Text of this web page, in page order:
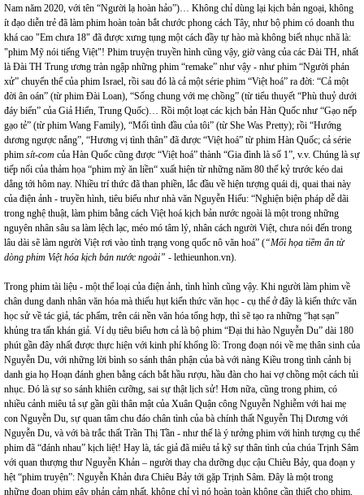
Nam năm 2020, với tên “Người lạ hoàn hảo”)… Không chỉ dùng lại kịch bản ngoại, không
ít đạo diễn trẻ đã làm phim hoàn toàn bắt chước phong cách Tây, như bộ phim có doanh thu
khá cao "Em chưa 18" đã được xưng tụng một cách đầy tự hào mà không biết nhục nhã là:
"phim Mỹ nói tiếng Việt"! Phim truyện truyền hình cũng vậy, giờ vàng của các Đài TH, nhất
là Đài TH Trung ương tràn ngập những phim “remake” như vậy - như phim “Người phán
xử” chuyển thể của phim Israel, rồi sau đó là cả một série phim “Việt hoá” ra đời: “Cả một
đời ân oán” (từ phim Đài Loan), “Sống chung với mẹ chồng” (từ tiểu thuyết “Phù thuỷ dưới
đáy biển” của Giả Hiển, Trung Quốc)… Rồi một loạt các kịch bản Hàn Quốc như “Gạo nếp
gạo tẻ” (từ phim Wang Family), “Mối tình đầu của tôi” (từ She Was Pretty); rồi “Hướng
dương ngược nắng”, “Hương vị tình thân” đã được “Việt hoá” từ phim Hàn Quốc; cả série
phim sít-com của Hàn Quốc cũng được “Việt hoá” thành “Gia đình là số 1”, v.v. Chúng là sự
tiếp nối của thảm họa “phim mỳ ăn liền“ xuất hiện từ những năm 80 thế kỷ trước kéo dai
dẳng tới hôm nay. Nhiều trí thức đã than phiền, lắc đầu về hiện tượng quái dị, quai thai này
của điện ảnh - truyền hình, tiêu biểu như nhà văn Nguyễn Hiếu: “Nghiện biện pháp dễ dãi
trong nghệ thuật, làm phim bằng cách Việt hoá kịch bản nước ngoài là một trong những
nguyên nhân sâu sa làm lệch lạc, méo mó tâm lý, nhân cách người Việt, chưa nói đến trong
lâu dài sẽ làm người Việt rơi vào tình trạng vong quốc nô văn hoá” (“Mối họa tiềm ẩn từ
dòng phim Việt hóa kịch bản nước ngoài” - lethieunhon.vn).
Trong phim tài liệu - một thể loại của điện ảnh, tình hình cũng vậy. Khi người làm phim về
chân dung danh nhân văn hóa mà thiếu hụt kiến thức văn học - cụ thể ở đây là kiến thức văn
học sử về tác giả, tác phẩm, trên cái nền văn hóa tổng hợp, thì sẽ tạo ra những “hạt sạn”
khủng tra tấn khán giả. Ví dụ tiêu biểu hơn cả là bộ phim “Đại thi hào Nguyễn Du” dài 180
phút gần đây nhất được thực hiện với kinh phí khổng lồ: Trong đoạn nói về mẹ thân sinh của
Nguyễn Du, với những lời bình so sánh thân phận của bà với nàng Kiều trong tình cảnh bị
danh gia họ Hoạn đánh ghen bằng cách bắt hầu rượu, hầu đàn cho hai vợ chồng một cách tủi
nhục. Đó là sự so sánh khiên cưỡng, sai sự thật lịch sử! Hơn nữa, cũng trong phim, có
nhiều cảnh miêu tả sự gần gũi thân mật của Xuân Quận công Nguyễn Nghiễm với hai mẹ
con Nguyễn Du, sự quan tâm chu đáo chân tình của bà chính thất Nguyễn Thị Dương với
Nguyễn Du, và với bà trắc thất Trần Thị Tần - như thế là ý tưởng phim với hình tượng cụ thể
phim đã “đánh nhau” kịch liệt! Hay là, tác giả đã miêu tả kỹ sự thân tình của chúa Trịnh Sâm
với quan thượng thư Nguyễn Khản – người thay cha dưỡng dục cậu Chiêu Bảy, qua đoạn y
hệt “phim truyện”: Nguyễn Khản đưa Chiêu Bảy tới gặp Trịnh Sâm. Đây là một trong
những đoạn phim gây phản cảm nhất, không chỉ vì nó hoàn toàn không cần thiết cho phim,